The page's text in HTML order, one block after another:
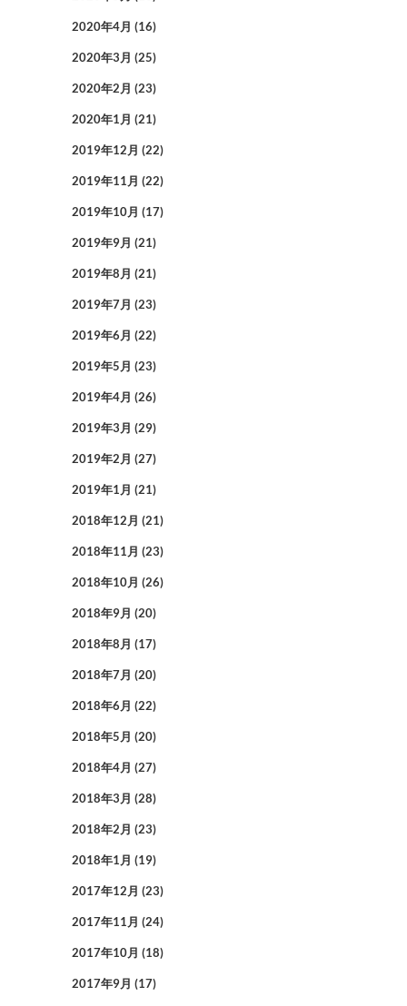
2020年4月 (16)
2020年3月 (25)
2020年2月 (23)
2020年1月 (21)
2019年12月 (22)
2019年11月 (22)
2019年10月 (17)
2019年9月 (21)
2019年8月 (21)
2019年7月 (23)
2019年6月 (22)
2019年5月 (23)
2019年4月 (26)
2019年3月 (29)
2019年2月 (27)
2019年1月 (21)
2018年12月 (21)
2018年11月 (23)
2018年10月 (26)
2018年9月 (20)
2018年8月 (17)
2018年7月 (20)
2018年6月 (22)
2018年5月 (20)
2018年4月 (27)
2018年3月 (28)
2018年2月 (23)
2018年1月 (19)
2017年12月 (23)
2017年11月 (24)
2017年10月 (18)
2017年9月 (17)